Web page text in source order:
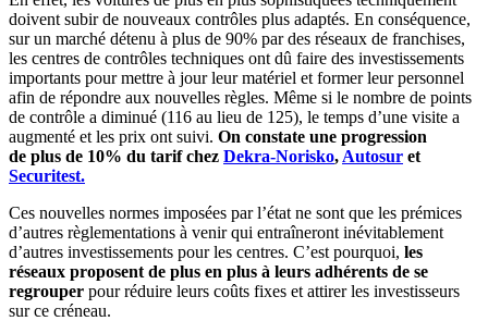
doivent subir de nouveaux contrôles plus adaptés. En conséquence,
sur un marché détenu à plus de 90% par des réseaux de franchises,
les centres de contrôles techniques ont dû faire des investissements
importants pour mettre à jour leur matériel et former leur personnel
afin de répondre aux nouvelles règles. Même si le nombre de points
de contrôle a diminué (116 au lieu de 125), le temps d’une visite a
augmenté et les prix ont suivi. On constate une progression
de plus de 10% du tarif chez Dekra-Norisko, Autosur et
Securitest.
Ces nouvelles normes imposées par l’état ne sont que les prémices
d’autres règlementations à venir qui entraîneront inévitablement
d’autres investissements pour les centres. C’est pourquoi, les
réseaux proposent de plus en plus à leurs adhérents de se
regrouper pour réduire leurs coûts fixes et attirer les investisseurs
sur ce créneau.